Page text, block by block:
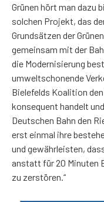
Grünen hört man dazu
solchen Projekt, das
Grundsätzen der
gemeinsam mit der
die Modernisierung
umweltschonende
Bielefelds Koalition
konsequent handelt
Deutschen Bahn den
erst einmal ihre
und gewährleisten,
anstatt für 20 Minuten
zu zerstören.“